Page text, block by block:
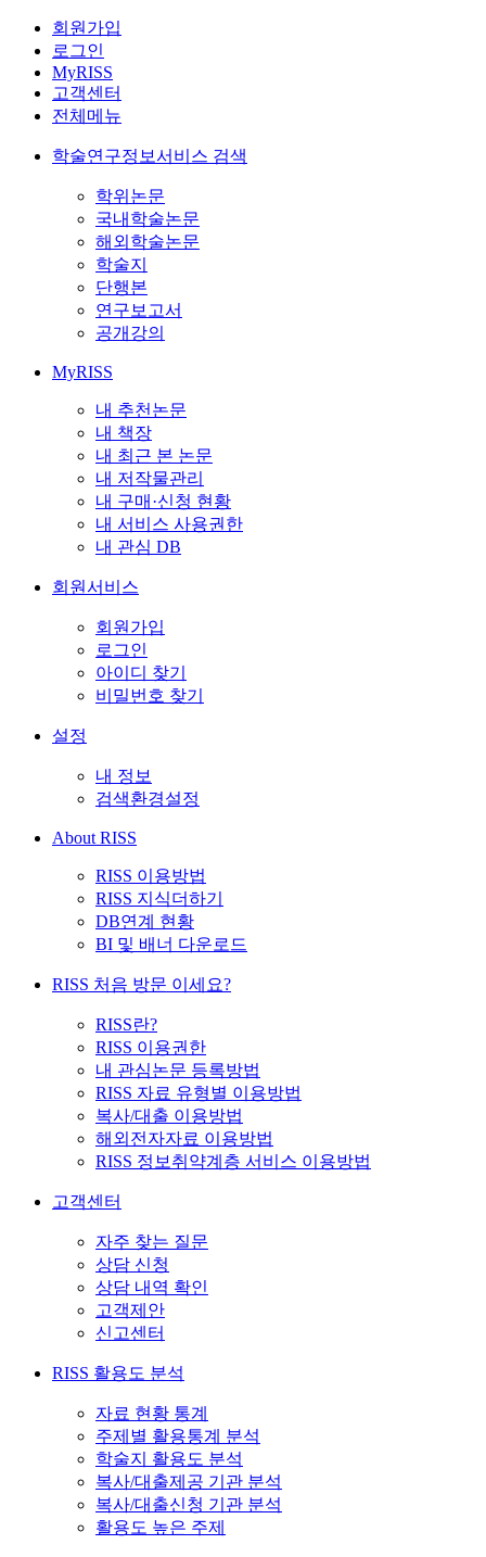
회원가입
로그인
MyRISS
고객센터
전체메뉴
학술연구정보서비스 검색
학위논문
국내학술논문
해외학술논문
학술지
단행본
연구보고서
공개강의
MyRISS
내 추천논문
내 책장
내 최근 본 논문
내 저작물관리
내 구매·신청 현황
내 서비스 사용권한
내 관심 DB
회원서비스
회원가입
로그인
아이디 찾기
비밀번호 찾기
설정
내 정보
검색환경설정
About RISS
RISS 이용방법
RISS 지식더하기
DB연계 현황
BI 및 배너 다운로드
RISS 처음 방문 이세요?
RISS란?
RISS 이용권한
내 관심논문 등록방법
RISS 자료 유형별 이용방법
복사/대출 이용방법
해외전자자료 이용방법
RISS 정보취약계층 서비스 이용방법
고객센터
자주 찾는 질문
상담 신청
상담 내역 확인
고객제안
신고센터
RISS 활용도 분석
자료 현황 통계
주제별 활용통계 분석
학술지 활용도 분석
복사/대출제공 기관 분석
복사/대출신청 기관 분석
활용도 높은 주제